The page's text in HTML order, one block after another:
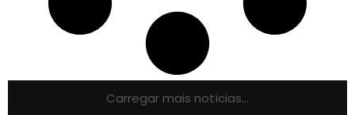
Carregar mais notícias...